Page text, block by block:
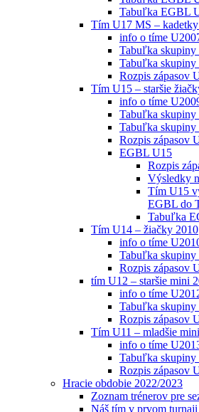
Tabuľka EGBL
Tím U17 MS –
info o tíme
Tabuľka skupiny
Tabuľka skupiny
Rozpis zápasov
Tím U15 – staršie
info o tíme
Tabuľka skupiny
Tabuľka skupiny
Rozpis zápasov
EGBL U15
Rozpis
Výsledky
Tím U15
EGBL do
Tabuľka
Tím U14 – žiačky 2010
info o tíme
Tabuľka skupiny
Rozpis zápasov
tím U12 – staršie mini
info o tíme
Tabuľka skupiny
Rozpis zápasov
Tím U11 – mladšie
info o tíme
Tabuľka skupiny
Rozpis zápasov
Hracie obdobie 2022/2023
Zoznam trénerov pre
Náš tím v prvom